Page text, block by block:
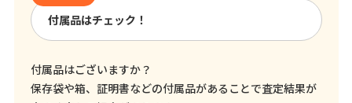
付属品はチェック！
付属品はございますか？
保存袋や箱、証明書などの付属品があることで査定結果が